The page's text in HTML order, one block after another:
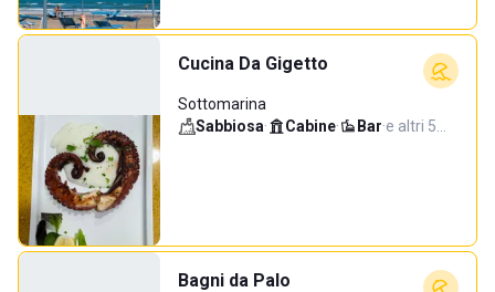
Cucina Da Gigetto
Sottomarina
Sabbiosa· Cabine· Bar·e altri 5…
Bagni da Palo